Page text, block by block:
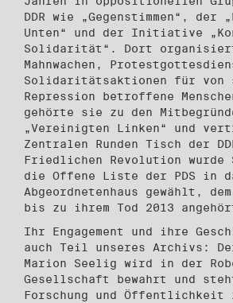
DDR wie „Gegenstimmen“, der
Unten“ und der Initiative
Solidarität“. Dort
Mahnwachen,
Solidaritätsaktionen für von
Repression betroffene
gehörte sie zu den
„Vereinigten Linken“ und
Zentralen Runden Tisch der
Friedlichen Revolution wurde
die Offene Liste der PDS in
Abgeordnetenhaus gewählt,
bis zu ihrem Tod 2013
Ihr Engagement und ihre
auch Teil unseres Archivs:
Marion Seelig wird in der
Gesellschaft bewahrt und
Forschung und Öffentlichkeit